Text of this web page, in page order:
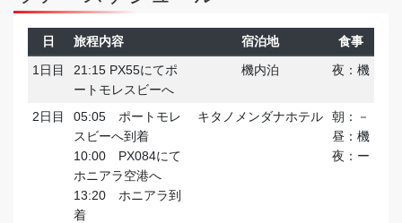
日 旅程内容 宿泊地
食事
1日目
21:15 PX55にてポ
ートモレスビーへ
機内泊 夜：機
2日目
05:05 ポートモレ
スビーへ到着
10:00 PX084にて
ホニアラ空港へ
13:20 ホニアラ到
着
キタノメンダナホテル
朝：－
昼：機
夜：ー